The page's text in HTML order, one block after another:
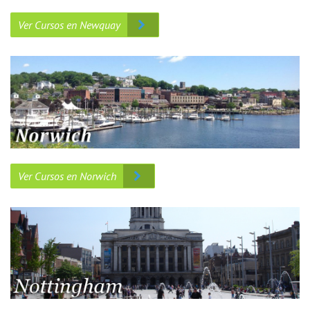
Ver Cursos en Newquay
Ver Cursos en Norwich